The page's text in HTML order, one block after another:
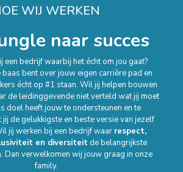
WIJ WERKEN
naar succes
een bedrijf waarbij het écht om jou gaat?
bent over jouw eigen carrière pad en
écht op #1 staan. Wil jij helpen bouwen
de leidinggevende niet verteld wat jij moet
doel heeft jouw te ondersteunen en te
de gelukkigste en beste versie van jezelf
jij werken bij een bedrijf waar respect,
en diversiteitde belangrijkste
Dan verwelkomen wij jouw graag in onze
family.